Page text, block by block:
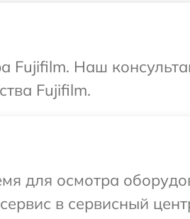
Fujifilm. Наш
Fujifilm.
для осмотра
в сервисный